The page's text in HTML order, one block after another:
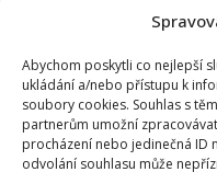
Abychom poskytli co nejlepší
ukládání a/nebo přístupu k
soubory cookies. Souhlas s
partnerům umožní
procházení nebo jedinečná ID
odvolání souhlasu může